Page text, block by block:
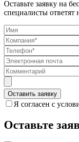
Оставьте заявку на
специалисты
Я согласен с
Оставьте